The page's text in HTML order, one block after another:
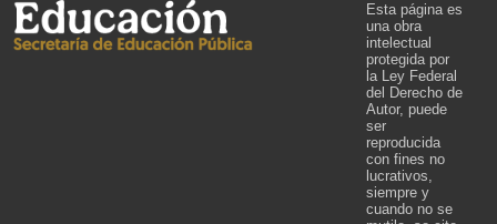
Esta página es
una obra
intelectual
protegida por
la Ley Federal
del Derecho de
Autor, puede
ser
reproducida
con fines no
lucrativos,
siempre y
cuando no se